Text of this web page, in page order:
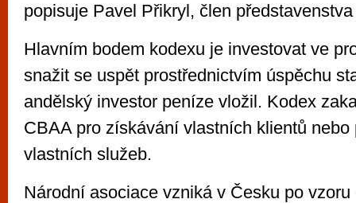
popisuje Pavel Přikryl, člen
Hlavním bodem kodexu je investovat ve
snažit se uspět prostřednictvím úspěchu
andělský investor peníze vložil. Kodex
CBAA pro získávání vlastních klientů nebo
vlastních služeb.
Národní asociace vzniká v Česku po vzoru